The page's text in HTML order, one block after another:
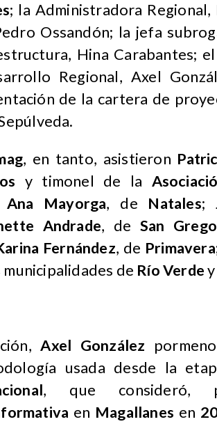
; la Administradora Regional,
Ossandón; la jefa
Hina Carabantes;
Regional, Axel
de la cartera de
, en tanto, asistieron
y timonel de la
Ana Mayorga, de Natales;
Andrade, de San
Fernández, de Primavera
de Río Verde
Axel González
usada desde la
, que consideró,
en Magallanes en